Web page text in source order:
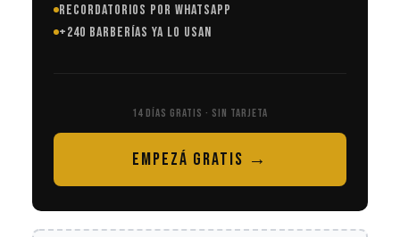
RECORDATORIOS POR WHATSAPP
+240 BARBERÍAS YA LO USAN
14 DÍAS GRATIS · SIN TARJETA
EMPEZÁ GRATIS →